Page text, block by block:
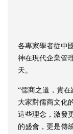
各專家學者從中
神在現代企業管
天。
“儒商之道，貴
大家對儒商文化
這些理念，激發
的盛會，更是傳